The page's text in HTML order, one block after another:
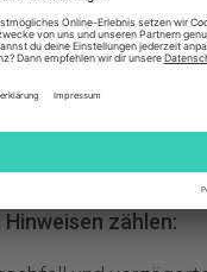
du einen
Handy macht
und werden
zählen: